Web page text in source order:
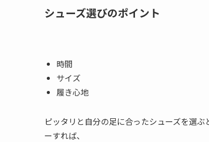
シューズ選びのポイント
時間
サイズ
履き心地
ピッタリと自分の足に合ったシューズを選
ーすれば、